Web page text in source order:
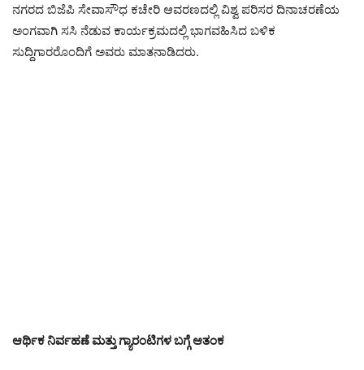
ನಗರದ ಬಿಜೆಪಿ ಸೇವಾಸೌಧ ಕಚೇರಿ ಆವರಣದಲ್ಲಿ ವಿಶ್ವ ಪರಿಸರ ದಿನಾಚರಣೆಯ
ಅಂಗವಾಗಿ ಸಸಿ ನೆಡುವ ಕಾರ್ಯಕ್ರಮದಲ್ಲಿ ಭಾಗವಹಿಸಿದ ಬಳಿಕ
ಸುದ್ದಿಗಾರರೊಂದಿಗೆ ಅವರು ಮಾತನಾಡಿದರು.
ಆರ್ಥಿಕ ನಿರ್ವಹಣೆ ಮತ್ತು ಗ್ಯಾರಂಟಿಗಳ ಬಗ್ಗೆ ಆತಂಕ